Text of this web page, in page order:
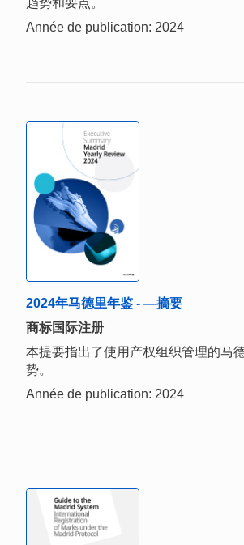
趋势和要点。
Année de publication: 2024
2024年马德里年鉴 - —摘要
商标国际注册
本提要指出了使用产权组织管理的马
势。
Année de publication: 2024